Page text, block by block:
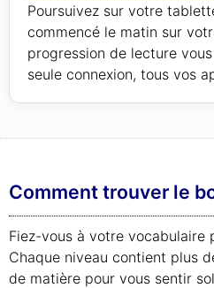
Poursuivez sur votre
commencé le matin sur
progression de lecture
seule connexion, tous vos
Comment trouver le
Fiez-vous à votre vocabulaire
Chaque niveau contient plus
de matière pour vous sentir